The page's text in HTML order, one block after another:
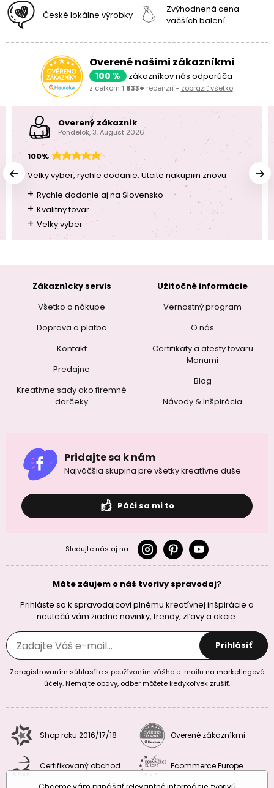
České lokálne výrobky
Zvýhodnená cena
väčších balení
Overené našimi zákazníkmi
100 % zákazníkov nás odporúča
z celkom 1 833+ recenzií - zobraziť všetko
Overený zákazník
Pondelok, 3. August 2026
100%
Velky vyber, rychle dodanie. Utcite nakupim znovu
+ Rychle dodanie aj na Slovensko
+ Kvalitny tovar
+ Velky vyber
Zákaznícky servis
Všetko o nákupe
Doprava a platba
Kontakt
Predajne
Kreatívne sady ako firemné
darčeky
Užitočné informácie
Vernostný program
O nás
Certifikáty a atesty tovaru
Manumi
Blog
Návody & Inšpirácia
Pridajte sa k nám
Najväčšia skupina pre všetky kreatívne duše
Páči sa mi to
Sledujte nás aj na:
Máte záujem o náš tvorivy spravodaj?
Prihláste sa k spravodajcovi plnému kreatívnej inšpirácie a
neutečú vám žiadne novinky, trendy, zľavy a akcie.
Prihlásiť
Zaregistrovaním súhlasíte s používaním vášho e-mailu na marketingové
účely. Nemajte obavy, odber môžete kedykoľvek zrušiť.
Shop roku 2016/17/18 Overené zákazníkmi
Certifikovaný obchod
Ecommerce Europe